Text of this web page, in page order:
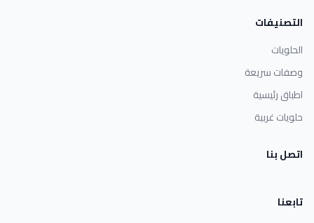
التصنيفات
الحلويات
وصفات سريعة
اطباق رئيسية
حلويات غربية
اتصل بنا
تابعنا